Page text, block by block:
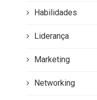
Habilidades
Liderança
Marketing
Networking